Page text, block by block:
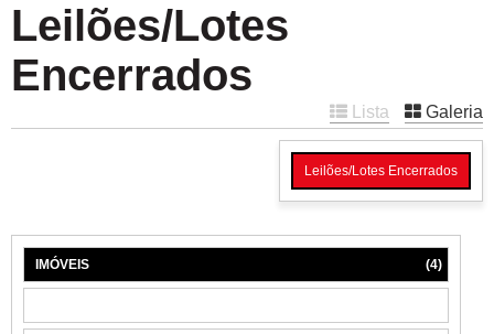
Leilões/Lotes
Encerrados
Lista Galeria
Leilões/Lotes Encerrados
IMÓVEIS (4)